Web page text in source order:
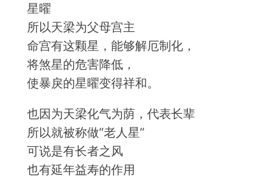
星曜
所以天梁为父母宫主
命宫有这颗星，能够解厄制化，
将煞星的危害降低，
使暴戾的星曜变得祥和。
也因为天梁化气为荫，代表长辈
所以就被称做“老人星”
可说是有长者之风
也有延年益寿的作用